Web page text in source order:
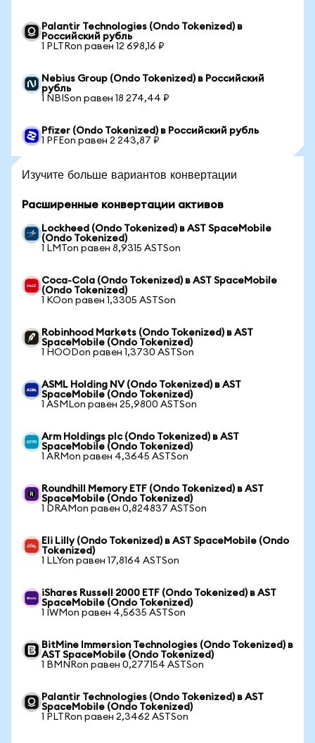
Palantir Technologies (Ondo Tokenized) в
Российский рубль
1 PLTRon равен 12 698,16 ₽
Nebius Group (Ondo Tokenized) в Российский
рубль
1 NBISon равен 18 274,44 ₽
Pfizer (Ondo Tokenized) в Российский рубль
1 PFEon равен 2 243,87 ₽
Изучите больше вариантов конвертации
Расширенные конвертации активов
Lockheed (Ondo Tokenized) в AST SpaceMobile
(Ondo Tokenized)
1 LMTon равен 8,9315 ASTSon
Coca-Cola (Ondo Tokenized) в AST SpaceMobile
(Ondo Tokenized)
1 KOon равен 1,3305 ASTSon
Robinhood Markets (Ondo Tokenized) в AST
SpaceMobile (Ondo Tokenized)
1 HOODon равен 1,3730 ASTSon
ASML Holding NV (Ondo Tokenized) в AST
SpaceMobile (Ondo Tokenized)
1 ASMLon равен 25,9800 ASTSon
Arm Holdings plc (Ondo Tokenized) в AST
SpaceMobile (Ondo Tokenized)
1 ARMon равен 4,3645 ASTSon
Roundhill Memory ETF (Ondo Tokenized) в AST
SpaceMobile (Ondo Tokenized)
1 DRAMon равен 0,824837 ASTSon
Eli Lilly (Ondo Tokenized) в AST SpaceMobile (Ondo
Tokenized)
1 LLYon равен 17,8164 ASTSon
iShares Russell 2000 ETF (Ondo Tokenized) в AST
SpaceMobile (Ondo Tokenized)
1 IWMon равен 4,5635 ASTSon
BitMine Immersion Technologies (Ondo Tokenized) в
AST SpaceMobile (Ondo Tokenized)
1 BMNRon равен 0,277154 ASTSon
Palantir Technologies (Ondo Tokenized) в AST
SpaceMobile (Ondo Tokenized)
1 PLTRon равен 2,3462 ASTSon